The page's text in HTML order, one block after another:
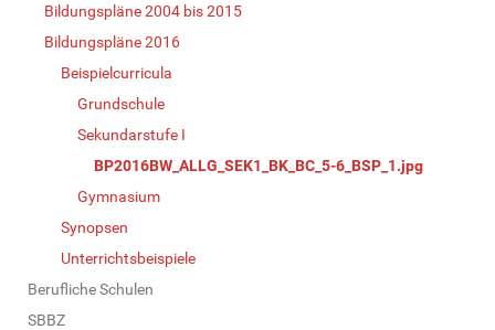
Bildungspläne 2004 bis 2015
Bildungspläne 2016
Beispielcurricula
Grundschule
Sekundarstufe I
BP2016BW_ALLG_SEK1_BK_BC_5-6_BSP_1.jpg
Gymnasium
Synopsen
Unterrichtsbeispiele
Berufliche Schulen
SBBZ